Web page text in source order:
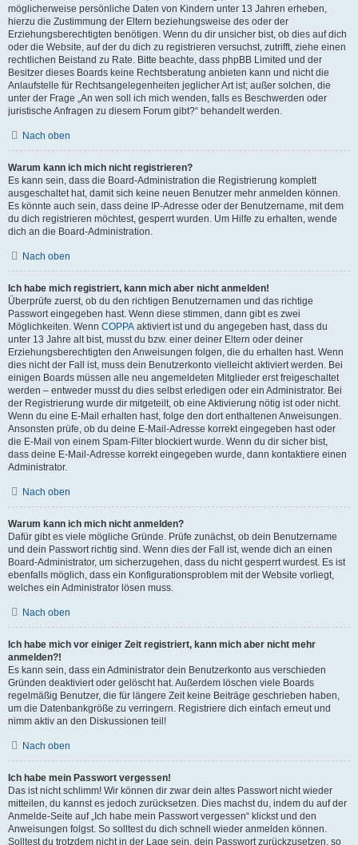
möglicherweise persönliche Daten von Kindern unter 13 Jahren erheben,
hierzu die Zustimmung der Eltern beziehungsweise des oder der
Erziehungsberechtigten benötigen. Wenn du dir unsicher bist, ob dies auf dich
oder die Website, auf der du dich zu registrieren versuchst, zutrifft, ziehe einen
rechtlichen Beistand zu Rate. Bitte beachte, dass phpBB Limited und der
Besitzer dieses Boards keine Rechtsberatung anbieten kann und nicht die
Anlaufstelle für Rechtsangelegenheiten jeglicher Art ist; außer solchen, die
unter der Frage „An wen soll ich mich wenden, falls es Beschwerden oder
juristische Anfragen zu diesem Forum gibt?“ behandelt werden.
Nach oben
Warum kann ich mich nicht registrieren?
Es kann sein, dass die Board-Administration die Registrierung komplett
ausgeschaltet hat, damit sich keine neuen Benutzer mehr anmelden können.
Es könnte auch sein, dass deine IP-Adresse oder der Benutzername, mit dem
du dich registrieren möchtest, gesperrt wurden. Um Hilfe zu erhalten, wende
dich an die Board-Administration.
Nach oben
Ich habe mich registriert, kann mich aber nicht anmelden!
Überprüfe zuerst, ob du den richtigen Benutzernamen und das richtige
Passwort eingegeben hast. Wenn diese stimmen, dann gibt es zwei
Möglichkeiten. Wenn COPPA aktiviert ist und du angegeben hast, dass du
unter 13 Jahre alt bist, musst du bzw. einer deiner Eltern oder deiner
Erziehungsberechtigten den Anweisungen folgen, die du erhalten hast. Wenn
dies nicht der Fall ist, muss dein Benutzerkonto vielleicht aktiviert werden. Bei
einigen Boards müssen alle neu angemeldeten Mitglieder erst freigeschaltet
werden – entweder musst du dies selbst erledigen oder ein Administrator. Bei
der Registrierung wurde dir mitgeteilt, ob eine Aktivierung nötig ist oder nicht.
Wenn du eine E-Mail erhalten hast, folge den dort enthaltenen Anweisungen.
Ansonsten prüfe, ob du deine E-Mail-Adresse korrekt eingegeben hast oder
die E-Mail von einem Spam-Filter blockiert wurde. Wenn du dir sicher bist,
dass deine E-Mail-Adresse korrekt eingegeben wurde, dann kontaktiere einen
Administrator.
Nach oben
Warum kann ich mich nicht anmelden?
Dafür gibt es viele mögliche Gründe. Prüfe zunächst, ob dein Benutzername
und dein Passwort richtig sind. Wenn dies der Fall ist, wende dich an einen
Board-Administrator, um sicherzugehen, dass du nicht gesperrt wurdest. Es ist
ebenfalls möglich, dass ein Konfigurationsproblem mit der Website vorliegt,
welches ein Administrator lösen muss.
Nach oben
Ich habe mich vor einiger Zeit registriert, kann mich aber nicht mehr
anmelden?!
Es kann sein, dass ein Administrator dein Benutzerkonto aus verschieden
Gründen deaktiviert oder gelöscht hat. Außerdem löschen viele Boards
regelmäßig Benutzer, die für längere Zeit keine Beiträge geschrieben haben,
um die Datenbankgröße zu verringern. Registriere dich einfach erneut und
nimm aktiv an den Diskussionen teil!
Nach oben
Ich habe mein Passwort vergessen!
Das ist nicht schlimm! Wir können dir zwar dein altes Passwort nicht wieder
mitteilen, du kannst es jedoch zurücksetzen. Dies machst du, indem du auf der
Anmelde-Seite auf „Ich habe mein Passwort vergessen“ klickst und den
Anweisungen folgst. So solltest du dich schnell wieder anmelden können.
Solltest du trotzdem nicht in der Lage sein, dein Passwort zurückzusetzen, so